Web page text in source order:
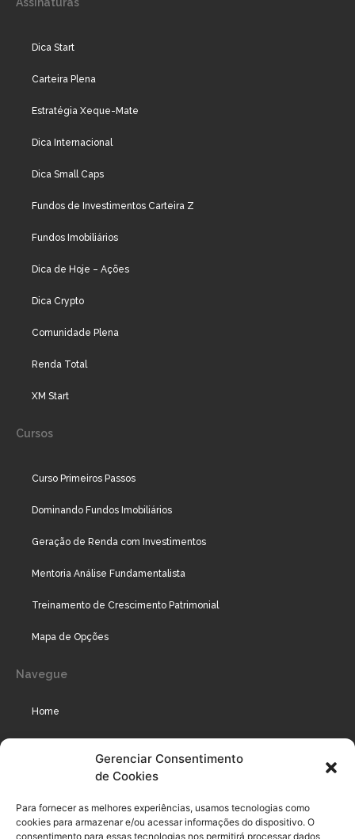
Gerenciar Consentimento
de Cookies
Para fornecer as melhores experiências, usamos tecnologias como
cookies para armazenar e/ou acessar informações do dispositivo. O
consentimento para essas tecnologias nos permitirá processar dados
Dica Start
Carteira Plena
Estratégia Xeque-Mate
Dica Internacional
Dica Small Caps
Fundos de Investimentos Carteira Z
Fundos Imobiliários
Dica de Hoje – Ações
Dica Crypto
Comunidade Plena
Renda Total
XM Start
Cursos
Curso Primeiros Passos
Dominando Fundos Imobiliários
Geração de Renda com Investimentos
Mentoria Análise Fundamentalista
Treinamento de Crescimento Patrimonial
Mapa de Opções
Navegue
Home
Podcast